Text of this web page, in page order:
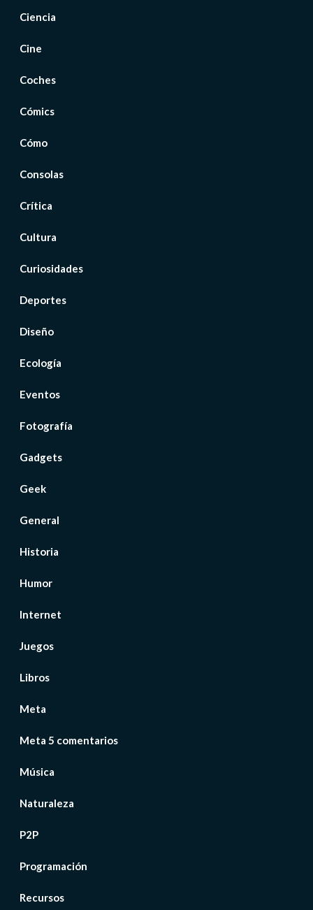
Ciencia
Cine
Coches
Cómics
Cómo
Consolas
Crítica
Cultura
Curiosidades
Deportes
Diseño
Ecología
Eventos
Fotografía
Gadgets
Geek
General
Historia
Humor
Internet
Juegos
Libros
Meta
Meta 5 comentarios
Música
Naturaleza
P2P
Programación
Recursos